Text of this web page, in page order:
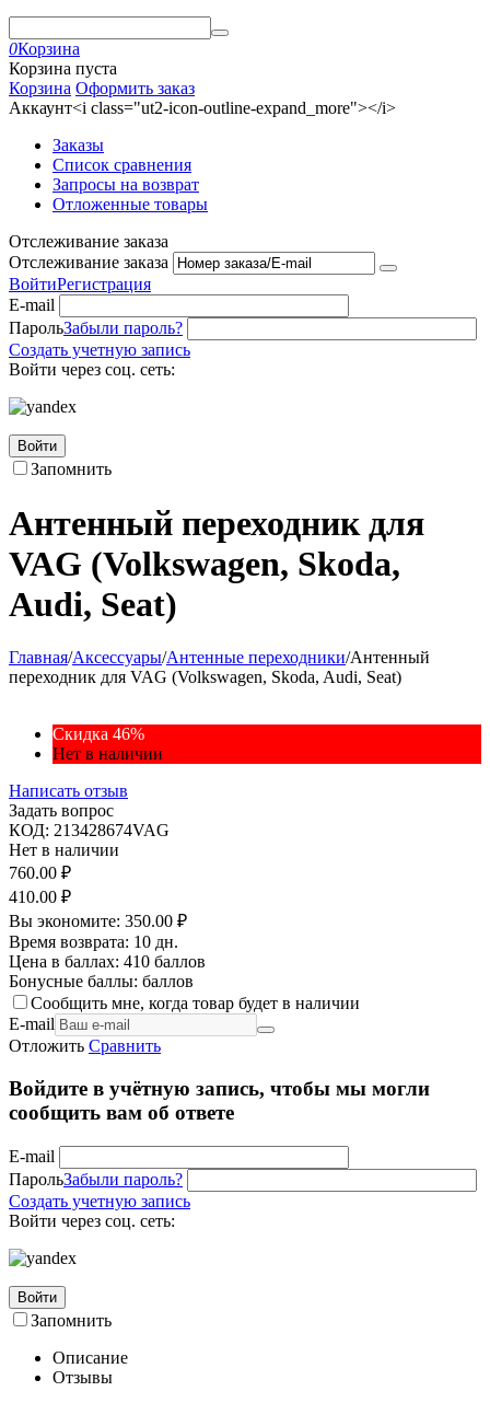
0Корзина
Корзина пуста
Корзина Оформить заказ
Аккаунт<i class="ut2-icon-outline-expand_more"></i>
Заказы
Список сравнения
Запросы на возврат
Отложенные товары
Отслеживание заказа
Отслеживание заказа
ВойтиРегистрация
E-mail
ПарольЗабыли пароль?
Создать учетную запись
Войти через соц. сеть:
Войти
Запомнить
Антенный переходник для
VAG (Volkswagen, Skoda,
Audi, Seat)
Главная/Аксессуары/Антенные переходники/Антенный
переходник для VAG (Volkswagen, Skoda, Audi, Seat)
Скидка 46%
Нет в наличии
Написать отзыв
Задать вопрос
КОД: 213428674VAG
Нет в наличии
760.00 ₽
410.00 ₽
Вы экономите: 350.00 ₽
Время возврата: 10 дн.
Цена в баллах: 410 баллов
Бонусные баллы: баллов
Сообщить мне, когда товар будет в наличии
E-mail
Отложить Сравнить
Войдите в учётную запись, чтобы мы могли
сообщить вам об ответе
E-mail
ПарольЗабыли пароль?
Создать учетную запись
Войти через соц. сеть:
Войти
Запомнить
Описание
Отзывы